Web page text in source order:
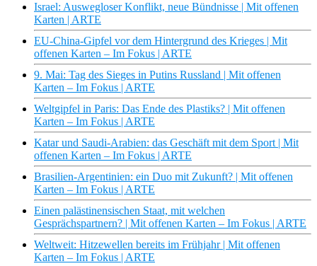
Israel: Auswegloser Konflikt, neue Bündnisse | Mit offenen
Karten | ARTE
EU-China-Gipfel vor dem Hintergrund des Krieges | Mit
offenen Karten – Im Fokus | ARTE
9. Mai: Tag des Sieges in Putins Russland | Mit offenen
Karten – Im Fokus | ARTE
Weltgipfel in Paris: Das Ende des Plastiks? | Mit offenen
Karten – Im Fokus | ARTE
Katar und Saudi-Arabien: das Geschäft mit dem Sport | Mit
offenen Karten – Im Fokus | ARTE
Brasilien-Argentinien: ein Duo mit Zukunft? | Mit offenen
Karten – Im Fokus | ARTE
Einen palästinensischen Staat, mit welchen
Gesprächspartnern? | Mit offenen Karten – Im Fokus | ARTE
Weltweit: Hitzewellen bereits im Frühjahr | Mit offenen
Karten – Im Fokus | ARTE